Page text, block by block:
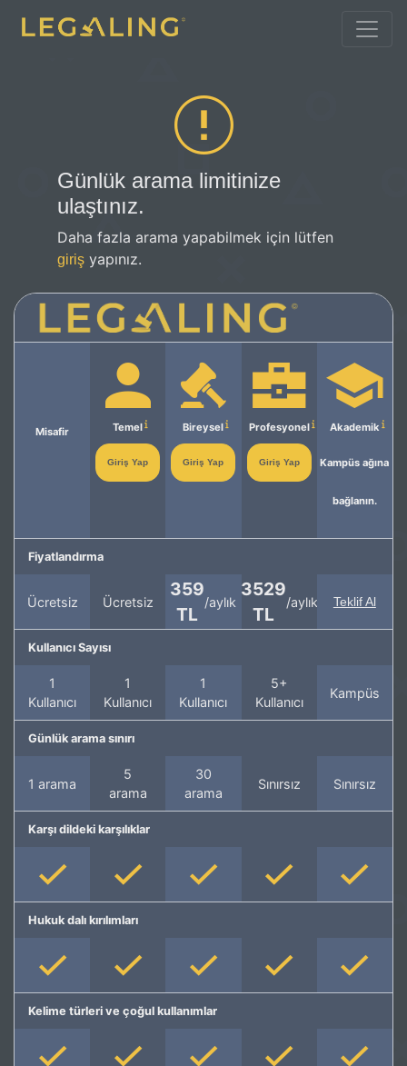
Günlük arama limitinize
ulaştınız.
Daha fazla arama yapabilmek için lütfen
giriş yapınız.
Misafir Temel
Giriş Yap
Bireysel
Giriş Yap
Profesyonel
Giriş Yap
Akademik
Kampüs ağına
bağlanın.
Fiyatlandırma
Ücretsiz Ücretsiz
359
TL
/aylık
3529
TL
/aylık Teklif Al
Kullanıcı Sayısı
1
Kullanıcı
1
Kullanıcı
1
Kullanıcı
5+
Kullanıcı
Kampüs
Günlük arama sınırı
1 arama
5
arama
30
arama
Sınırsız Sınırsız
Karşı dildeki karşılıklar
Hukuk dalı kırılımları
Kelime türleri ve çoğul kullanımlar